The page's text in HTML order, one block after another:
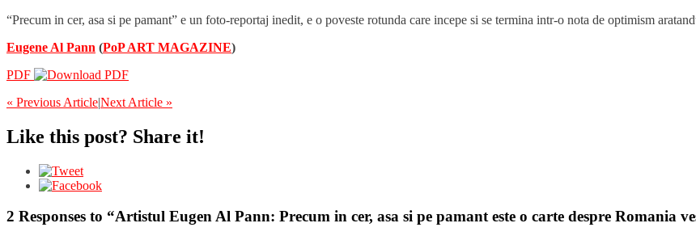
“Precum in cer, asa si pe pamant” e un foto-reportaj inedit, e o poveste rotunda care incepe si se termina intr-o nota de optimism
Eugene Al Pann (PoP ART MAGAZINE)
PDF
« Previous Article|Next Article »
Like this post? Share it!
2 Responses to “Artistul Eugen Al Pann: Precum in cer, asa si pe pamant este o carte despre Romania